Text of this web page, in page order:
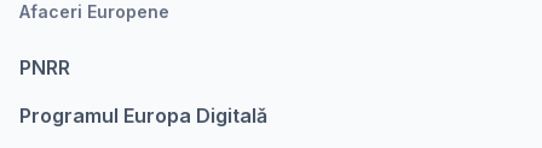
Afaceri Europene
PNRR
Programul Europa Digitalǎ